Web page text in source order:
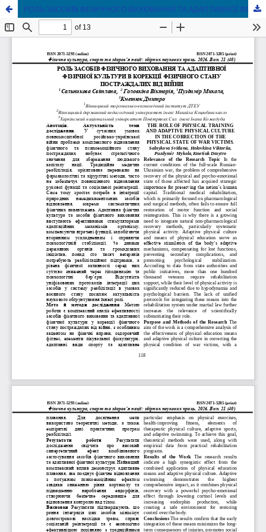
РОЛЬ ЗАСОБІВ ФІЗИЧНОГО ВИХОВАННЯ ТА АДАПТИВНОЇ ФІЗИЧНОЇ КУЛЬТУРИ В КОРЕКЦІЇ ФІЗИЧНОГО СТАНУ ПОСТРАЖДАЛИХ ВІД ВІЙНИ